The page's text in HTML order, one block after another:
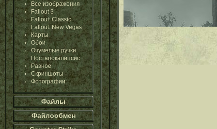
Все изображения
Fallout 3
Fallout: Classic
Fallout: New Vegas
Карты
Обои
Очумелые ручки
Постапокалипсис
Разное
Скриншоты
Фотографии
Файлы
Файлообмен